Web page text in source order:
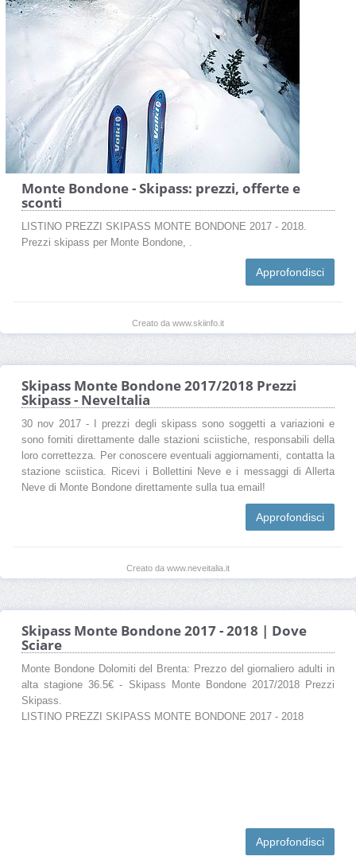
Monte Bondone - Skipass: prezzi, offerte e
sconti
LISTINO PREZZI SKIPASS MONTE BONDONE 2017 - 2018.
Prezzi skipass per Monte Bondone, .
Approfondisci
Creato da www.skiinfo.it
Skipass Monte Bondone 2017/2018 Prezzi
Skipass - NeveItalia
30 nov 2017 - I prezzi degli skipass sono soggetti a variazioni e
sono forniti direttamente dalle stazioni sciistiche, responsabili della
loro correttezza. Per conoscere eventuali aggiornamenti, contatta la
stazione sciistica. Ricevi i Bollettini Neve e i messaggi di Allerta
Neve di Monte Bondone direttamente sulla tua email!
Approfondisci
Creato da www.neveitalia.it
Skipass Monte Bondone 2017 - 2018 | Dove
Sciare
Monte Bondone Dolomiti del Brenta: Prezzo del giornaliero adulti in
alta stagione 36.5€ - Skipass Monte Bondone 2017/2018 Prezzi
Skipass.
LISTINO PREZZI SKIPASS MONTE BONDONE 2017 - 2018
Approfondisci